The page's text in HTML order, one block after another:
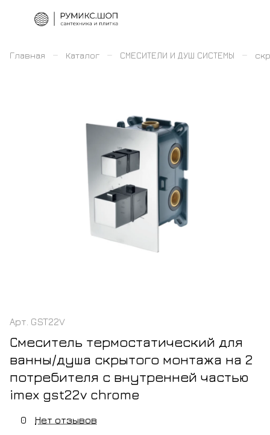
Главная – Каталог – СМЕСИТЕЛИ И ДУШ СИСТЕМЫ –
Арт. GST22V
Смеситель термостатический для
ванны/душа скрытого монтажа на 2
потребителя с внутренней частью
imex gst22v chrome
0 Нет отзывов